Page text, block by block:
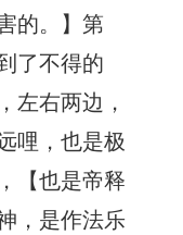
的。】第
了不得的
左右两边，
哩，也是极
【也是帝释
，是作法乐